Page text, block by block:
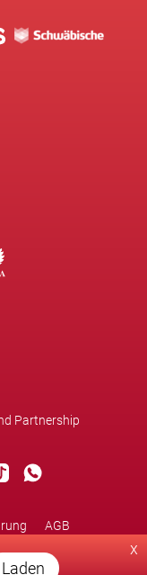
Partnership
AGB
x
Laden